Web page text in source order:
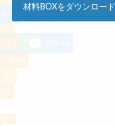
材料BOXをダウンロード